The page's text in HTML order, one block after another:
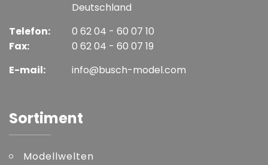
Deutschland
Telefon:
Fax:
0 62 04 - 60 07 10
0 62 04 - 60 07 19
E-mail:
info@busch-model.com
Sortiment
Modellwelten